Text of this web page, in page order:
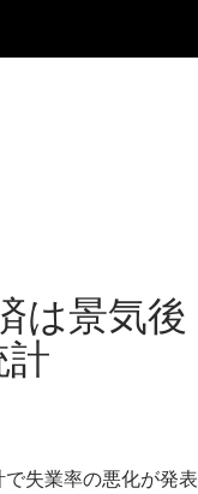
は景気後
計
失業率の悪化が発表